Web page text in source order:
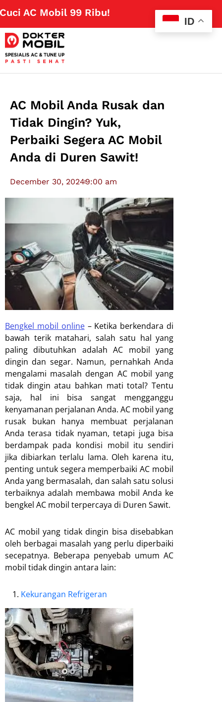
Mobil 99 Ribu!Klik Disini
AC Mobil Anda Rusak dan
Tidak Dingin? Yuk,
Perbaiki Segera AC Mobil
Anda di Duren Sawit!
December 30, 20249:00 am
Bengkel mobil online– Ketika berkendara di
bawah terik matahari, salah satu hal yang
paling dibutuhkan adalah AC mobil yang
dingin dan segar. Namun, pernahkah Anda
mengalami masalah dengan AC mobil yang
tidak dingin atau bahkan mati total? Tentu
saja, hal ini bisa sangat mengganggu
kenyamanan perjalanan Anda. AC mobil yang
rusak bukan hanya membuat perjalanan
Anda terasa tidak nyaman, tetapi juga bisa
berdampak pada kondisi mobil itu sendiri
jika dibiarkan terlalu lama. Oleh karena itu,
penting untuk segera memperbaiki AC mobil
Anda yang bermasalah, dan salah satu solusi
terbaiknya adalah membawa mobil Anda ke
bengkel AC mobil terpercaya di Duren Sawit.
AC mobil yang tidak dingin bisa disebabkan
oleh berbagai masalah yang perlu diperbaiki
secepatnya. Beberapa penyebab umum AC
mobil tidak dingin antara lain:
Kekurangan Refrigeran
ID